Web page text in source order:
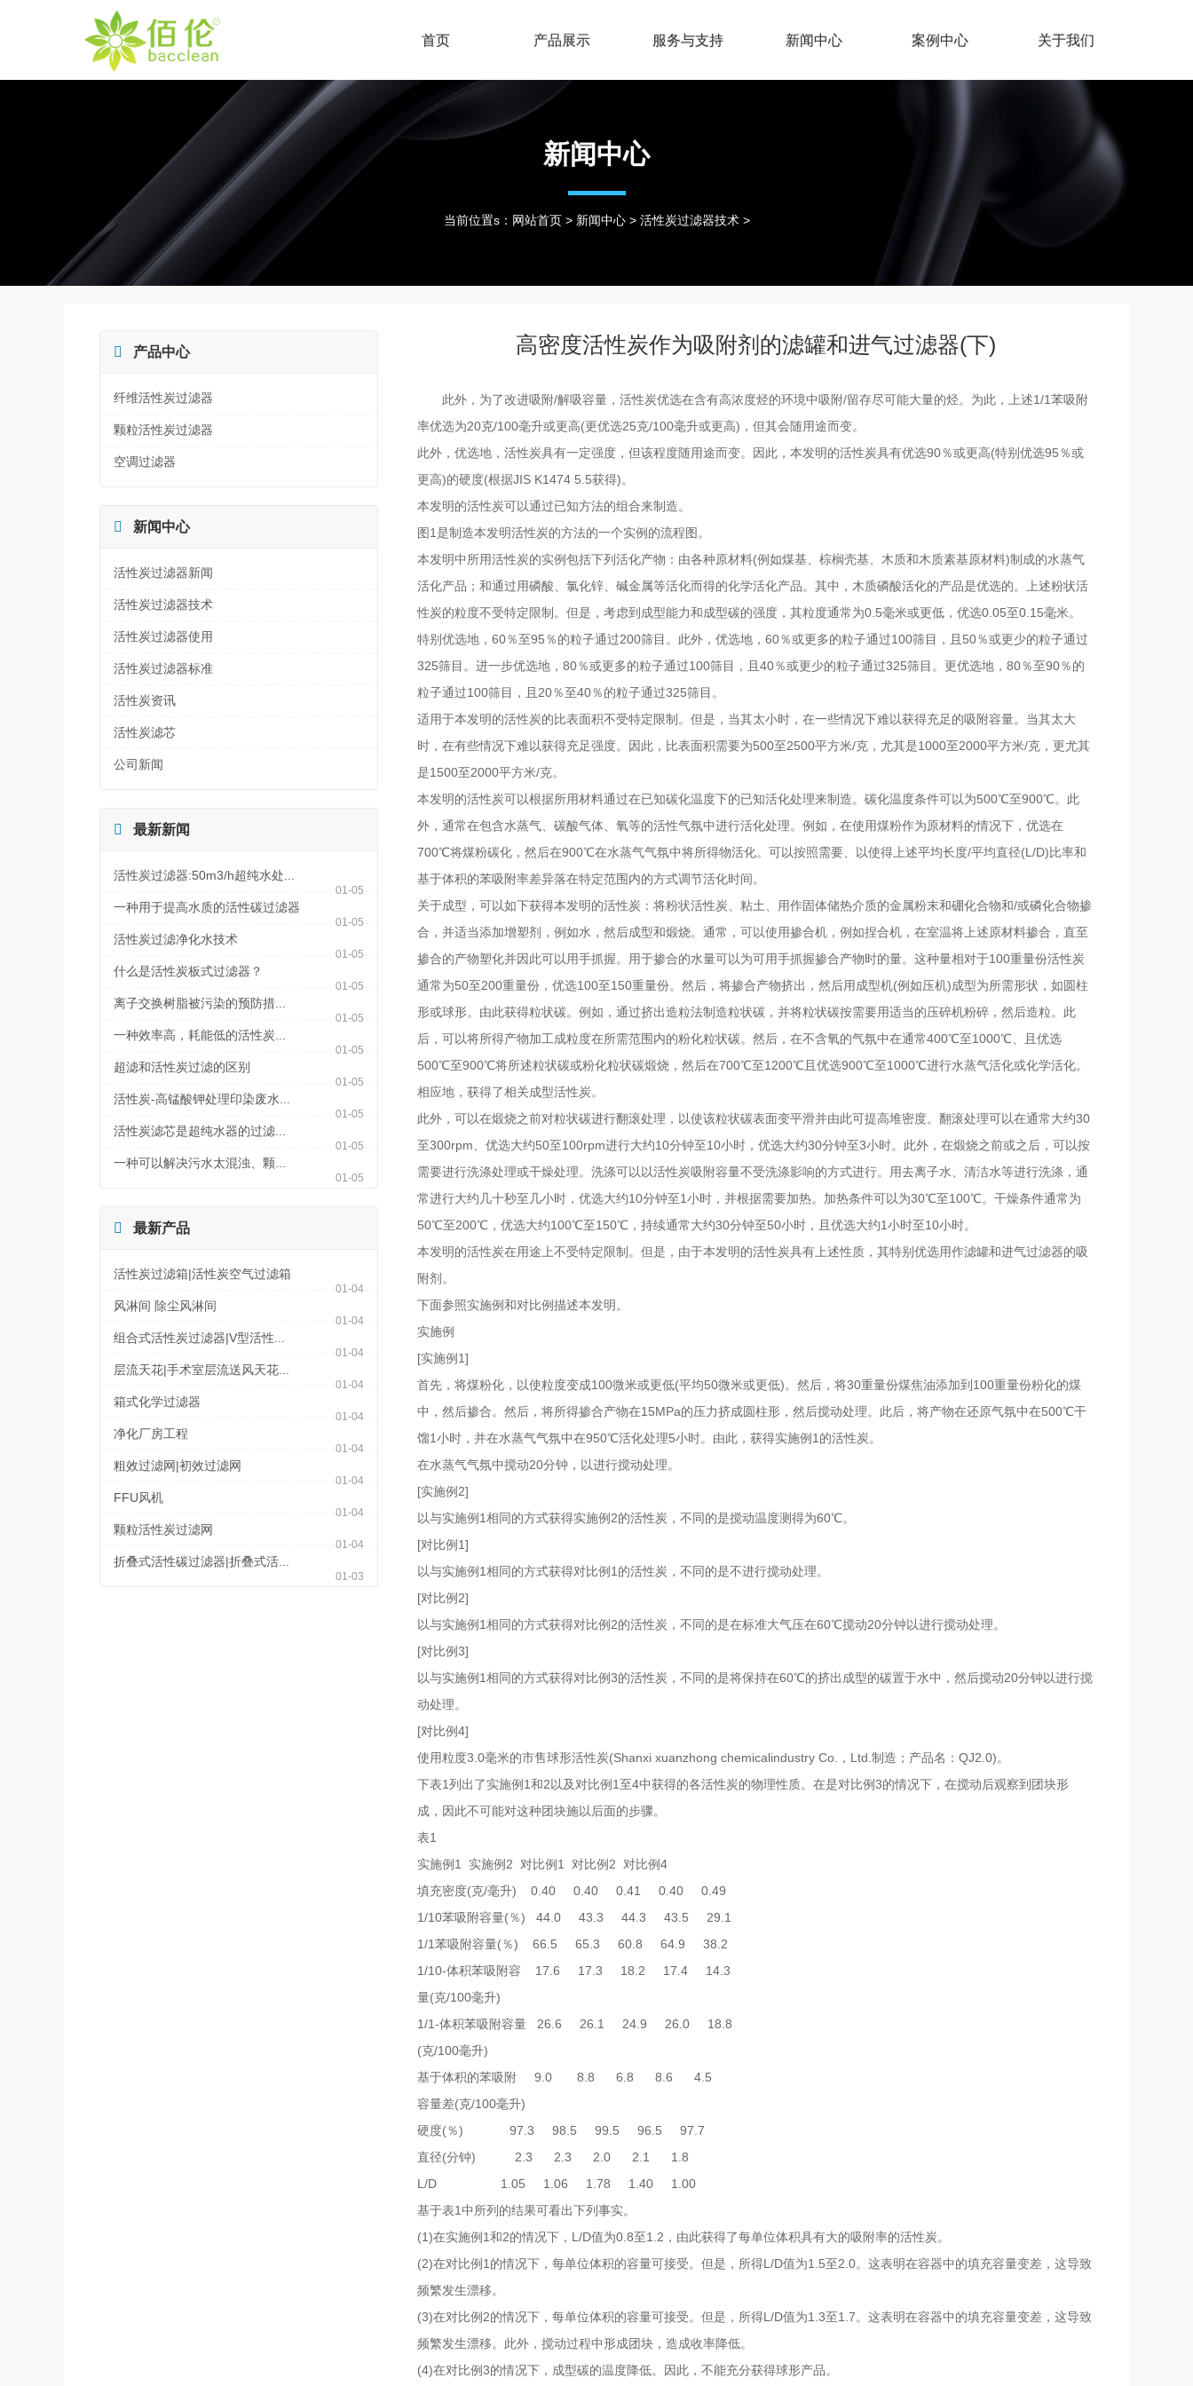
首页 产品展示 服务与支持 新闻中心 案例中心 关于我们
新闻中心
当前位置s： 网站首页> 新闻中心> 活性炭过滤器技术>
 产品中心
纤维活性炭过滤器
颗粒活性炭过滤器
空调过滤器
 新闻中心
活性炭过滤器新闻
活性炭过滤器技术
活性炭过滤器使用
活性炭过滤器标准
活性炭资讯
活性炭滤芯
公司新闻
 最新新闻
活性炭过滤器:50m3/h超纯水处...
01-05
一种用于提高水质的活性碳过滤器
01-05
活性炭过滤净化水技术
01-05
什么是活性炭板式过滤器？
01-05
离子交换树脂被污染的预防措...
01-05
一种效率高，耗能低的活性炭...
01-05
超滤和活性炭过滤的区别
01-05
活性炭-高锰酸钾处理印染废水...
01-05
活性炭滤芯是超纯水器的过滤...
01-05
一种可以解决污水太混浊、颗...
01-05
 最新产品
活性炭过滤箱|活性炭空气过滤箱
01-04
风淋间 除尘风淋间
01-04
组合式活性炭过滤器|V型活性...
01-04
层流天花|手术室层流送风天花...
01-04
箱式化学过滤器
01-04
净化厂房工程
01-04
粗效过滤网|初效过滤网
01-04
FFU风机
01-04
颗粒活性炭过滤网
01-04
折叠式活性碳过滤器|折叠式活...
01-03
高密度活性炭作为吸附剂的滤罐和进气过滤器(下)
此外，为了改进吸附/解吸容量，活性炭优选在含有高浓度烃的环境中吸附/留存尽可能大量的烃。为此，上述1/1苯吸附
率优选为20克/100毫升或更高(更优选25克/100毫升或更高)，但其会随用途而变。
此外，优选地，活性炭具有一定强度，但该程度随用途而变。因此，本发明的活性炭具有优选90％或更高(特别优选95％或
更高)的硬度(根据JIS K1474 5.5获得)。
本发明的活性炭可以通过已知方法的组合来制造。
图1是制造本发明活性炭的方法的一个实例的流程图。
本发明中所用活性炭的实例包括下列活化产物：由各种原材料(例如煤基、棕榈壳基、木质和木质素基原材料)制成的水蒸气
活化产品；和通过用磷酸、氯化锌、碱金属等活化而得的化学活化产品。其中，木质磷酸活化的产品是优选的。上述粉状活
性炭的粒度不受特定限制。但是，考虑到成型能力和成型碳的强度，其粒度通常为0.5毫米或更低，优选0.05至0.15毫米。
特别优选地，60％至95％的粒子通过200筛目。此外，优选地，60％或更多的粒子通过100筛目，且50％或更少的粒子通过
325筛目。进一步优选地，80％或更多的粒子通过100筛目，且40％或更少的粒子通过325筛目。更优选地，80％至90％的
粒子通过100筛目，且20％至40％的粒子通过325筛目。
适用于本发明的活性炭的比表面积不受特定限制。但是，当其太小时，在一些情况下难以获得充足的吸附容量。当其太大
时，在有些情况下难以获得充足强度。因此，比表面积需要为500至2500平方米/克，尤其是1000至2000平方米/克，更尤其
是1500至2000平方米/克。
本发明的活性炭可以根据所用材料通过在已知碳化温度下的已知活化处理来制造。碳化温度条件可以为500℃至900℃。此
外，通常在包含水蒸气、碳酸气体、氧等的活性气氛中进行活化处理。例如，在使用煤粉作为原材料的情况下，优选在
700℃将煤粉碳化，然后在900℃在水蒸气气氛中将所得物活化。可以按照需要、以使得上述平均长度/平均直径(L/D)比率和
基于体积的苯吸附率差异落在特定范围内的方式调节活化时间。
关于成型，可以如下获得本发明的活性炭：将粉状活性炭、粘土、用作固体储热介质的金属粉末和硼化合物和/或磷化合物掺
合，并适当添加增塑剂，例如水，然后成型和煅烧。通常，可以使用掺合机，例如捏合机，在室温将上述原材料掺合，直至
掺合的产物塑化并因此可以用手抓握。用于掺合的水量可以为可用手抓握掺合产物时的量。这种量相对于100重量份活性炭
通常为50至200重量份，优选100至150重量份。然后，将掺合产物挤出，然后用成型机(例如压机)成型为所需形状，如圆柱
形或球形。由此获得粒状碳。例如，通过挤出造粒法制造粒状碳，并将粒状碳按需要用适当的压碎机粉碎，然后造粒。此
后，可以将所得产物加工成粒度在所需范围内的粉化粒状碳。然后，在不含氧的气氛中在通常400℃至1000℃、且优选
500℃至900℃将所述粒状碳或粉化粒状碳煅烧，然后在700℃至1200℃且优选900℃至1000℃进行水蒸气活化或化学活化。
相应地，获得了相关成型活性炭。
此外，可以在煅烧之前对粒状碳进行翻滚处理，以使该粒状碳表面变平滑并由此可提高堆密度。翻滚处理可以在通常大约30
至300rpm、优选大约50至100rpm进行大约10分钟至10小时，优选大约30分钟至3小时。此外，在煅烧之前或之后，可以按
需要进行洗涤处理或干燥处理。洗涤可以以活性炭吸附容量不受洗涤影响的方式进行。用去离子水、清洁水等进行洗涤，通
常进行大约几十秒至几小时，优选大约10分钟至1小时，并根据需要加热。加热条件可以为30℃至100℃。干燥条件通常为
50℃至200℃，优选大约100℃至150℃，持续通常大约30分钟至50小时，且优选大约1小时至10小时。
本发明的活性炭在用途上不受特定限制。但是，由于本发明的活性炭具有上述性质，其特别优选用作滤罐和进气过滤器的吸
附剂。
下面参照实施例和对比例描述本发明。
实施例
[实施例1]
首先，将煤粉化，以使粒度变成100微米或更低(平均50微米或更低)。然后，将30重量份煤焦油添加到100重量份粉化的煤
中，然后掺合。然后，将所得掺合产物在15MPa的压力挤成圆柱形，然后搅动处理。此后，将产物在还原气氛中在500℃干
馏1小时，并在水蒸气气氛中在950℃活化处理5小时。由此，获得实施例1的活性炭。
在水蒸气气氛中搅动20分钟，以进行搅动处理。
[实施例2]
以与实施例1相同的方式获得实施例2的活性炭，不同的是搅动温度测得为60℃。
[对比例1]
以与实施例1相同的方式获得对比例1的活性炭，不同的是不进行搅动处理。
[对比例2]
以与实施例1相同的方式获得对比例2的活性炭，不同的是在标准大气压在60℃搅动20分钟以进行搅动处理。
[对比例3]
以与实施例1相同的方式获得对比例3的活性炭，不同的是将保持在60℃的挤出成型的碳置于水中，然后搅动20分钟以进行搅
动处理。
[对比例4]
使用粒度3.0毫米的市售球形活性炭(Shanxi xuanzhong chemicalindustry Co.，Ltd.制造；产品名：QJ2.0)。
下表1列出了实施例1和2以及对比例1至4中获得的各活性炭的物理性质。在是对比例3的情况下，在搅动后观察到团块形
成，因此不可能对这种团块施以后面的步骤。
表1
实施例1 实施例2 对比例1 对比例2 对比例4
填充密度(克/毫升) 0.40 0.40 0.41 0.40 0.49
1/10苯吸附容量(％) 44.0 43.3 44.3 43.5 29.1
1/1苯吸附容量(％) 66.5 65.3 60.8 64.9 38.2
1/10-体积苯吸附容 17.6 17.3 18.2 17.4 14.3
量(克/100毫升)
1/1-体积苯吸附容量 26.6 26.1 24.9 26.0 18.8
(克/100毫升)
基于体积的苯吸附 9.0 8.8 6.8 8.6 4.5
容量差(克/100毫升)
硬度(％) 97.3 98.5 99.5 96.5 97.7
直径(分钟) 2.3 2.3 2.0 2.1 1.8
L/D 1.05 1.06 1.78 1.40 1.00
基于表1中所列的结果可看出下列事实。
(1)在实施例1和2的情况下，L/D值为0.8至1.2，由此获得了每单位体积具有大的吸附率的活性炭。
(2)在对比例1的情况下，每单位体积的容量可接受。但是，所得L/D值为1.5至2.0。这表明在容器中的填充容量变差，这导致
频繁发生漂移。
(3)在对比例2的情况下，每单位体积的容量可接受。但是，所得L/D值为1.3至1.7。这表明在容器中的填充容量变差，这导致
频繁发生漂移。此外，搅动过程中形成团块，造成收率降低。
(4)在对比例3的情况下，成型碳的温度降低。因此，不能充分获得球形产品。